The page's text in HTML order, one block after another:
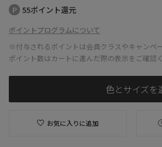
55ポイント還元
ポイントプログラムについて
※付与されるポイントは会員クラスやキャンペ
ポイント数はカートに進んだ際の表示をご確認
色とサイズを
お気に入りに追加